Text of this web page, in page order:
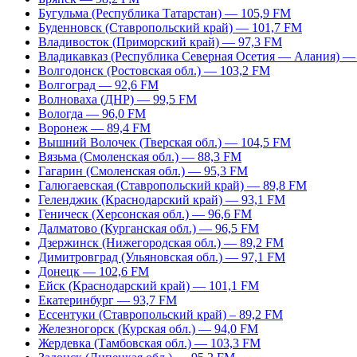
Бугульма (Республика Татарстан) — 105,9 FM
Буденновск (Ставропольский край) — 101,7 FM
Владивосток (Приморский край) — 97,3 FM
Владикавказ (Республика Северная Осетия — Алания)
Волгодонск (Ростовская обл.) — 103,2 FM
Волгоград — 92,6 FM
Волноваха (ДНР) — 99,5 FM
Вологда — 96,0 FM
Воронеж — 89,4 FM
Вышний Волочек (Тверская обл.) — 104,5 FM
Вязьма (Смоленская обл.) — 88,3 FM
Гагарин (Смоленская обл.) — 95,3 FM
Галюгаевская (Ставропольский край) — 89,8 FM
Геленджик (Краснодарский край) — 93,1 FM
Геническ (Херсонская обл.) — 96,6 FM
Далматово (Курганская обл.) — 96,5 FM
Дзержинск (Нижегородская обл.) — 89,2 FM
Димитровград (Ульяновская обл.) — 97,1 FM
Донецк — 102,6 FM
Ейск (Краснодарский край) — 101,1 FM
Екатеринбург — 93,7 FM
Ессентуки (Ставропольский край) – 89,2 FM
Железногорск (Курская обл.) — 94,0 FM
Жердевка (Тамбовская обл.) — 103,3 FM